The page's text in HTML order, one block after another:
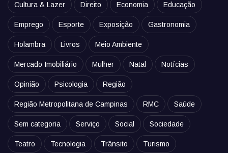
Cultura & Lazer Direito Economia Educação
Emprego Esporte Exposição Gastronomia
Holambra Livros Meio Ambiente
Mercado Imobiliário Mulher Natal Notícias
Opinião Psicologia Região
Região Metropolitana de Campinas RMC Saúde
Sem categoria Serviço Social Sociedade
Teatro Tecnologia Trânsito Turismo